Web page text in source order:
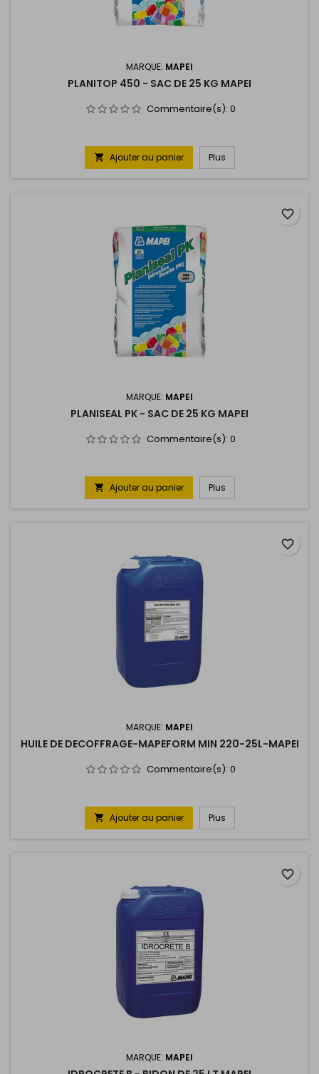
MARQUE: MAPEI
PLANITOP 450 - SAC DE 25 KG MAPEI
Commentaire(s): 0
 Ajouter au panier Plus
MARQUE: MAPEI
PLANISEAL PK - SAC DE 25 KG MAPEI
Commentaire(s): 0
 Ajouter au panier Plus
favorite_border
MARQUE: MAPEI
HUILE DE DECOFFRAGE-MAPEFORM MIN 220-25L-MAPEI
Commentaire(s): 0
 Ajouter au panier Plus
favorite_border
MARQUE: MAPEI
favorite_border